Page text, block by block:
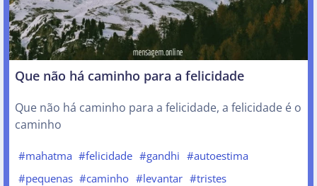
Que não há caminho para a felicidade
Que não há caminho para a felicidade, a felicidade é o
caminho
#mahatma #felicidade #gandhi #autoestima
#pequenas #caminho #levantar #tristes